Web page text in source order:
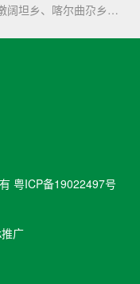
目前，在新疆巴音郭楞蒙古自治州尉犁县墩阔坦乡、喀尔曲尕乡等地，还有许多罗布人的后裔。他们逐步学会了农耕、养殖、缝纫、烹饪、加工、维修、电子商务技术等。
粤ICP备19022497号
广